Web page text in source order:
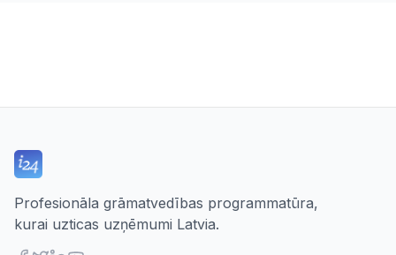
Profesionāla grāmatvedības programmatūra,
kurai uzticas uzņēmumi Latvia.